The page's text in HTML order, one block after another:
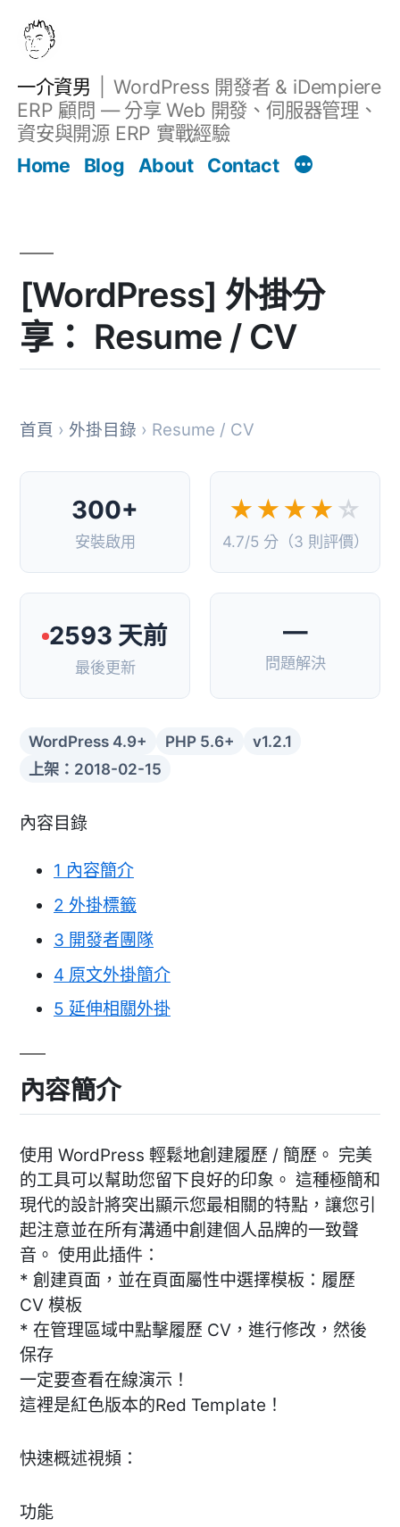
一介資男
WordPress 開發者 & iDempiere
ERP 顧問 — 分享 Web 開發、伺服器管理、
資安與開源 ERP 實戰經驗
Home
Blog About Contact
[WordPress] 外掛分
享： Resume / CV
首頁 › 外掛目錄 › Resume / CV
300+
安裝啟用
★★★★ ☆
4.7/5 分（3 則評價）
2593 天前
最後更新
—
問題解決
WordPress 4.9+ PHP 5.6+
v1.2.1
上架：2018-02-15
內容目錄
1 內容簡介
2 外掛標籤
3 開發者團隊
4 原文外掛簡介
5 延伸相關外掛
內容簡介
使用 WordPress 輕鬆地創建履歷 / 簡歷。 完美
的工具可以幫助您留下良好的印象。 這種極簡和
現代的設計將突出顯示您最相關的特點，讓您引
起注意並在所有溝通中創建個人品牌的一致聲
音。 使用此插件：
* 創建頁面，並在頁面屬性中選擇模板：履歷
CV 模板
* 在管理區域中點擊履歷 CV，進行修改，然後
保存
一定要查看在線演示！
這裡是紅色版本的Red Template！
快速概述視頻：
功能
文章